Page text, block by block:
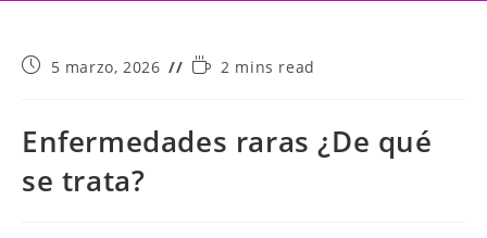
5 marzo, 2026 2 mins read
Enfermedades raras ¿De qué
se trata?